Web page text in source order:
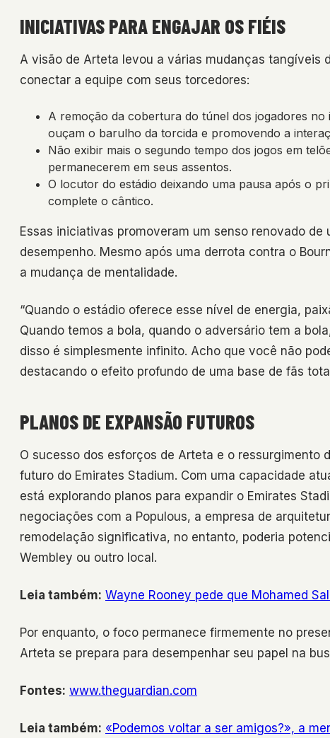
INICIATIVAS PARA ENGAJAR OS FIÉIS
A visão de Arteta levou a várias mudanças tangíveis
conectar a equipe com seus torcedores:
A remoção da cobertura do túnel dos jogadores
ouçam o barulho da torcida e promovendo a
Não exibir mais o segundo tempo dos jogos em
permanecerem em seus assentos.
O locutor do estádio deixando uma pausa após o
complete o cântico.
Essas iniciativas promoveram um senso renovado
desempenho. Mesmo após uma derrota contra o
a mudança de mentalidade.
“Quando o estádio oferece esse nível de energia,
Quando temos a bola, quando o adversário tem a
disso é simplesmente infinito. Acho que você não
destacando o efeito profundo de uma base de fãs
PLANOS DE EXPANSÃO FUTUROS
O sucesso dos esforços de Arteta e o ressurgimento
futuro do Emirates Stadium. Com uma capacidade
está explorando planos para expandir o Emirates
negociações com a Populous, a empresa de
remodelação significativa, no entanto, poderia
Wembley ou outro local.
Leia também: Wayne Rooney pede que Mohamed
Por enquanto, o foco permanece firmemente no
Arteta se prepara para desempenhar seu papel na
Fontes: www.theguardian.com
Leia também: «Podemos voltar a ser amigos?», a